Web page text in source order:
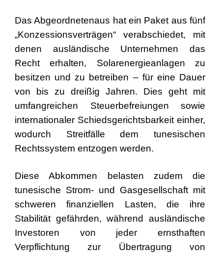
Das Abgeordnetenaus hat ein Paket aus fünf
„Konzessionsverträgen“ verabschiedet, mit
denen ausländische Unternehmen das
Recht erhalten, Solarenergieanlagen zu
besitzen und zu betreiben – für eine Dauer
von bis zu dreißig Jahren. Dies geht mit
umfangreichen Steuerbefreiungen sowie
internationaler Schiedsgerichtsbarkeit einher,
wodurch Streitfälle dem tunesischen
Rechtssystem entzogen werden.
Diese Abkommen belasten zudem die
tunesische Strom- und Gasgesellschaft mit
schweren finanziellen Lasten, die ihre
Stabilität gefährden, während ausländische
Investoren von jeder ernsthaften
Verpflichtung zur Übertragung von